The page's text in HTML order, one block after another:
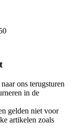
ons terugsturen
in de
gelden niet voor
artikelen zoals